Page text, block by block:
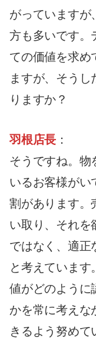
がっていますが
方も多いです。
ての価値を求め
ますが、そう
りますか？
羽根店長 ：
そうですね。物
いるお客様がい
割があります。
い取り、それを
ではなく、適正
と考えています
値がどのように
かを常に考えな
きるよう努めて